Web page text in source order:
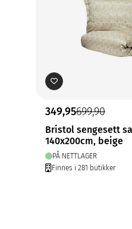
349,95699,90
Bristol sengesett
140x200cm, beige
PÅ NETTLAGER
Finnes i 281 butikker